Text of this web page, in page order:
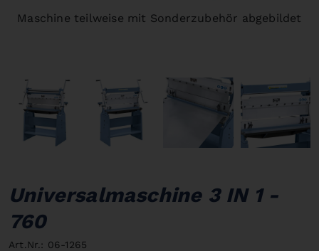
Maschine teilweise mit Sonderzubehör abgebildet
Universalmaschine 3 IN 1 -
760
Art.Nr.: 06-1265